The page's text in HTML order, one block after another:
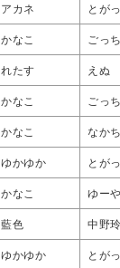
アカネ とが
かなこ ごっ
れたす えぬ
かなこ ごっ
かなこ なか
ゆかゆか とが
かなこ ゆーや
藍色 中野玲
ゆかゆか とが
アカネ とが
かなこ ごっ
れたす えぬ
かなこ ごっ
かなこ なか
ゆかゆか とが
かなこ ゆーや
藍色 中野玲
ゆかゆか とが
アカネ とが
かなこ ごっ
れたす えぬ
かなこ ごっ
かなこ なか
ゆかゆか とが
かなこ ゆーや
藍色 中野玲
ゆかゆか とが
アカネ とが
かなこ ごっ
れたす えぬ
かなこ ごっ
かなこ なか
ゆかゆか とが
かなこ ゆーや
藍色 中野玲
ゆかゆか とが